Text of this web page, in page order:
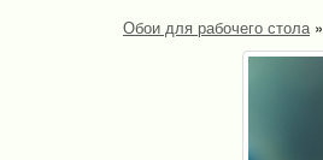
Обои для рабочего стола»